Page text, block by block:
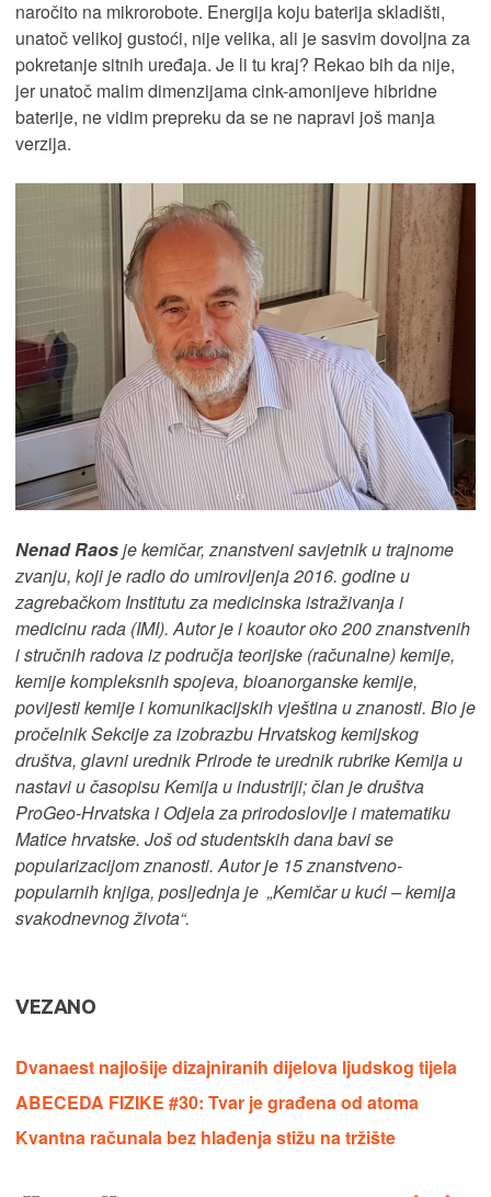
naročito na mikrorobote. Energija koju baterija skladišti,
unatoč velikoj gustoći, nije velika, ali je sasvim dovoljna za
pokretanje sitnih uređaja. Je li tu kraj? Rekao bih da nije,
jer unatoč malim dimenzijama cink-amonijeve hibridne
baterije, ne vidim prepreku da se ne napravi još manja
verzija.
Nenad Raosje kemičar, znanstveni savjetnik u trajnome
zvanju, koji je radio do umirovljenja 2016. godine u
zagrebačkom Institutu za medicinska istraživanja i
medicinu rada (IMI). Autor je i koautor oko 200 znanstvenih
i stručnih radova iz područja teorijske (računalne) kemije,
kemije kompleksnih spojeva, bioanorganske kemije,
povijesti kemije i komunikacijskih vještina u znanosti. Bio je
pročelnik Sekcije za izobrazbu Hrvatskog kemijskog
društva, glavni urednik Prirode te urednik rubrike Kemija u
nastavi u časopisu Kemija u industriji; član je društva
ProGeo-Hrvatska i Odjela za prirodoslovlje i matematiku
Matice hrvatske. Još od studentskih dana bavi se
popularizacijom znanosti. Autor je 15 znanstveno-
popularnih knjiga, posljednja je „Kemičar u kući – kemija
svakodnevnog života“.
VEZANO
Dvanaest najlošije dizajniranih dijelova ljudskog tijela
ABECEDA FIZIKE #30: Tvar je građena od atoma
Kvantna računala bez hlađenja stižu na tržište